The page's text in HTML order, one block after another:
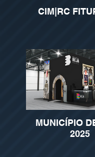
CIM|RC
MUNICÍPIO
2025